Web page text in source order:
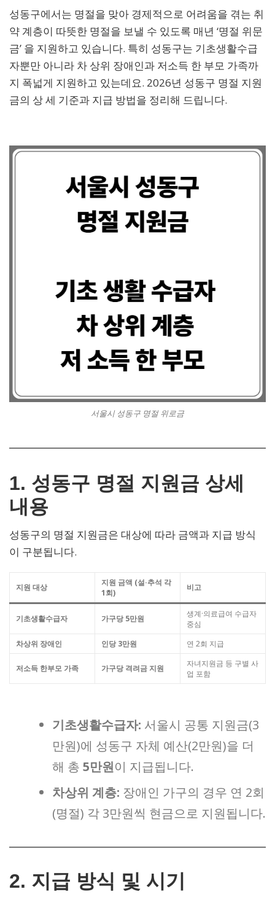
성동구에서는 명절을 맞아 경제적으로 어려움을 겪는 취
약 계층이 따뜻한 명절을 보낼 수 있도록 매년 ‘명절 위문
금’ 을 지원하고 있습니다. 특히 성동구는 기초생활수급
자뿐만 아니라 차 상위 장애인과 저소득 한 부모 가족까
지 폭넓게 지원하고 있는데요. 2026년 성동구 명절 지원
금의 상 세 기준과 지급 방법을 정리해 드립니다.
서울시 성동구 명절 위로금
1. 성동구 명절 지원금 상세
내용
성동구의 명절 지원금은 대상에 따라 금액과 지급 방식
이 구분됩니다.
지원 대상
지원 금액 (설·추석 각
1회)
비고
기초생활수급자 가구당 5만원
생계·의료급여 수급자
중심
차상위 장애인
인당 3만원 연 2회 지급
저소득 한부모 가족 가구당 격려금 지원
자녀지원금 등 구별 사
업 포함
기초생활수급자: 서울시 공통 지원금(3
만원)에 성동구 자체 예산(2만원)을 더
해 총 5만원이 지급됩니다.
차상위 계층: 장애인 가구의 경우 연 2회
(명절) 각 3만원씩 현금으로 지원됩니다.
2. 지급 방식 및 시기